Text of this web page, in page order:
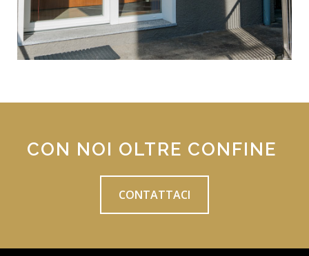
CON NOI OLTRE CONFINE
CONTATTACI